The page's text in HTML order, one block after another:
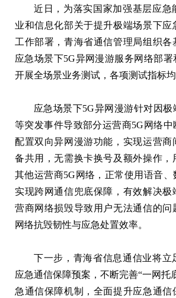
近日，为落实国家加强基层应急
业和信息化部关于提升极端场景下应
工作部署，青海省通信管理局组织各
应急场景下5G异网漫游服务网络部署
开展全场景业务测试，各项测试指标均
应急场景下5G异网漫游针对因
等突发事件导致部分运营商5G网络
配置双向异网漫游功能，实现运营商
备共用，无需换卡换号及额外操作，
其他运营商5G网络，正常使用语音
实现跨网通信兜底保障，有效解决极
营商网络损毁导致用户无法通信的问
网络抗毁韧性与应急处置效率。
下一步，青海省信息通信业将立
应急通信保障预案，不断完善“一网托
急通信保障机制，全面提升应急通信